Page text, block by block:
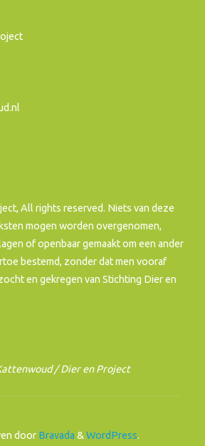
All rights reserved. Niets van deze
mogen worden overgenomen,
of openbaar gemaakt om een ander
bestemd, zonder dat men vooraf
en gekregen van Stichting Dier en
/ Dier en Project
door Bravada & WordPress.